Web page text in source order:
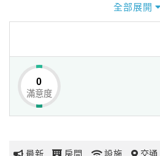
球
網
歡迎您利用您的美好假期，前來感
相信您的這趟東部之旅，一定能夠
全部展開
0
滿意度